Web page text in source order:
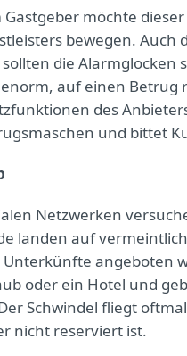
möchte
bewegen. Auch
die
auf einen
des
und bittet
Netzwerken
landen auf
Unterkünfte angeboten
oder ein Hotel und
Schwindel fliegt
nicht reserviert ist.